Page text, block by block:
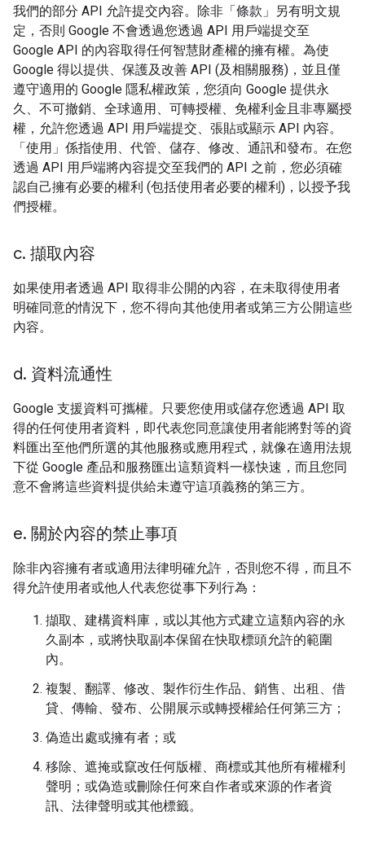
我們的部分 API 允許提交內容。除非「條款」另有明文規
定，否則 Google 不會透過您透過 API 用戶端提交至
Google API 的內容取得任何智慧財產權的擁有權。為使
Google 得以提供、保護及改善 API (及相關服務)，並且僅
遵守適用的 Google 隱私權政策，您須向 Google 提供永
久、不可撤銷、全球適用、可轉授權、免權利金且非專屬授
權，允許您透過 API 用戶端提交、張貼或顯示 API 內容。
「使用」係指使用、代管、儲存、修改、通訊和發布。在您
透過 API 用戶端將內容提交至我們的 API 之前，您必須確
認自己擁有必要的權利 (包括使用者必要的權利)，以授予我
們授權。
c. 擷取內容
如果使用者透過 API 取得非公開的內容，在未取得使用者
明確同意的情況下，您不得向其他使用者或第三方公開這些
內容。
d. 資料流通性
Google 支援資料可攜權。只要您使用或儲存您透過 API 取
得的任何使用者資料，即代表您同意讓使用者能將對等的資
料匯出至他們所選的其他服務或應用程式，就像在適用法規
下從 Google 產品和服務匯出這類資料一樣快速，而且您同
意不會將這些資料提供給未遵守這項義務的第三方。
e. 關於內容的禁止事項
除非內容擁有者或適用法律明確允許，否則您不得，而且不
得允許使用者或他人代表您從事下列行為：
擷取、建構資料庫，或以其他方式建立這類內容的永
久副本，或將快取副本保留在快取標頭允許的範圍
內。
複製、翻譯、修改、製作衍生作品、銷售、出租、借
貸、傳輸、發布、公開展示或轉授權給任何第三方；
偽造出處或擁有者；或
移除、遮掩或竄改任何版權、商標或其他所有權權利
聲明；或偽造或刪除任何來自作者或來源的作者資
訊、法律聲明或其他標籤。